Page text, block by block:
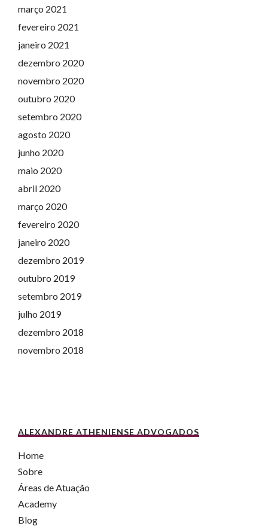
março 2021
fevereiro 2021
janeiro 2021
dezembro 2020
novembro 2020
outubro 2020
setembro 2020
agosto 2020
junho 2020
maio 2020
abril 2020
março 2020
fevereiro 2020
janeiro 2020
dezembro 2019
outubro 2019
setembro 2019
julho 2019
dezembro 2018
novembro 2018
ALEXANDRE ATHENIENSE ADVOGADOS
Home
Sobre
Áreas de Atuação
Academy
Blog